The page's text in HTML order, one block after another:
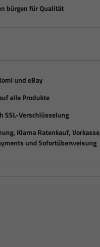
bürgen für Qualität
und eBay
alle Produkte
SSL-Verschlüsselung
Klarna Ratenkauf,
und Sofortüberweisung